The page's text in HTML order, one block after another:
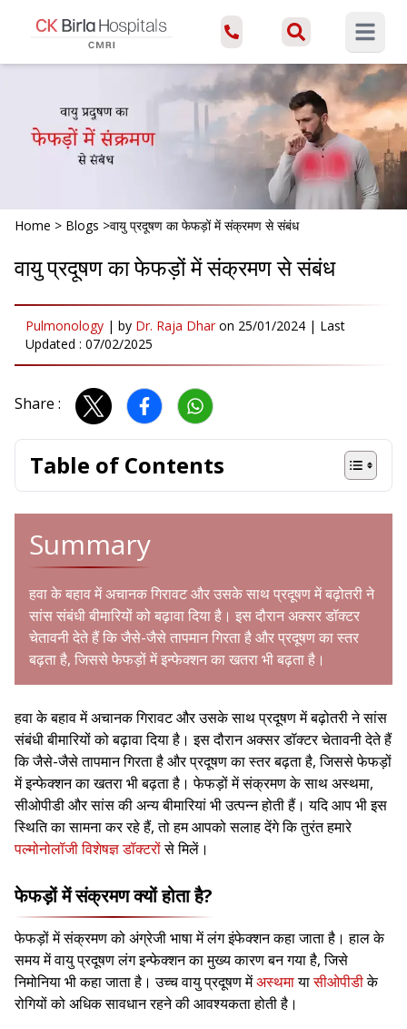
Open
Home > Blogs >वायु प्रदूषण का फेफड़ों में संक्रमण से संबंध
वायु प्रदूषण का फेफड़ों में संक्रमण से संबंध
Pulmonology | by Dr. Raja Dhar on 25/01/2024 | Last
Updated : 07/02/2025
Share :
Table of Contents
Summary
हवा के बहाव में अचानक गिरावट और उसके साथ प्रदूषण में बढ़ोतरी ने
सांस संबंधी बीमारियों को बढ़ावा दिया है। इस दौरान अक्सर डॉक्टर
चेतावनी देते हैं कि जैसे-जैसे तापमान गिरता है और प्रदूषण का स्तर
बढ़ता है, जिससे फेफड़ों में इन्फेक्शन का खतरा भी बढ़ता है।
हवा के बहाव में अचानक गिरावट और उसके साथ प्रदूषण में बढ़ोतरी ने सांस
संबंधी बीमारियों को बढ़ावा दिया है। इस दौरान अक्सर डॉक्टर चेतावनी देते हैं
कि जैसे-जैसे तापमान गिरता है और प्रदूषण का स्तर बढ़ता है, जिससे फेफड़ों
में इन्फेक्शन का खतरा भी बढ़ता है। फेफड़ों में संक्रमण के साथ अस्थमा,
सीओपीडी और सांस की अन्य बीमारियां भी उत्पन्न होती हैं। यदि आप भी इस
स्थिति का सामना कर रहे हैं, तो हम आपको सलाह देंगे कि तुरंत हमारे
पल्मोनोलॉजी विशेषज्ञ डॉक्टरोंसे मिलें।
फेफड़ों में संक्रमण क्यों होता है?
फेफड़ों में संक्रमण को अंग्रेजी भाषा में लंग इंफेक्शन कहा जाता है। हाल के
समय में वायु प्रदूषण लंग इन्फेक्शन का मुख्य कारण बन गया है, जिसे
निमोनिया भी कहा जाता है। उच्च वायु प्रदूषण मेंअस्थमायासीओपीडीके
रोगियों को अधिक सावधान रहने की आवश्यकता होती है।